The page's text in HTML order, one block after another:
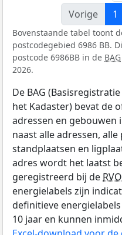
Vorige
1
Bovenstaande tabel toont
postcodegebied 6986 BB.
postcode 6986BB in de BAG
2026.
De BAG
het Kadaster) bevat de
adressen en gebouwen
naast alle adressen,
standplaatsen en
adres wordt het laatst
geregistreerd bij de RVO
energielabels zijn
definitieve
10 jaar en kunnen